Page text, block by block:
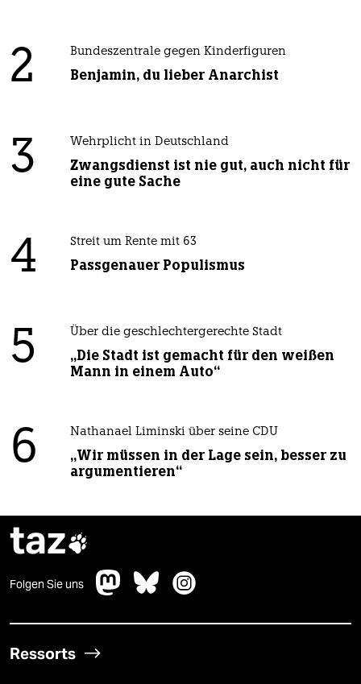
2 Bundeszentrale gegen Kinderfiguren
Benjamin, du lieber Anarchist
3 Wehrplicht in Deutschland
Zwangsdienst ist nie gut, auch nicht für
eine gute Sache
4 Streit um Rente mit 63
Passgenauer Populismus
5 Über die geschlechtergerechte Stadt
„Die Stadt ist gemacht für den weißen
Mann in einem Auto“
6 Nathanael Liminski über seine CDU
„Wir müssen in der Lage sein, besser zu
argumentieren“
taz
Folgen Sie uns
Ressorts